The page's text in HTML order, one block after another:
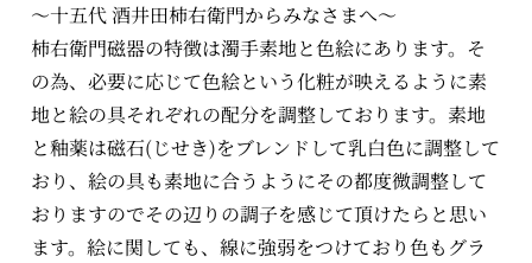
～十五代 酒井田柿右衛門からみなさまへ～
柿右衛門磁器の特徴は濁手素地と色絵にあります。そ
の為、必要に応じて色絵という化粧が映えるように素
地と絵の具それぞれの配分を調整しております。素地
と釉薬は磁石(じせき)をブレンドして乳白色に調整して
おり、絵の具も素地に合うようにその都度微調整して
おりますのでその辺りの調子を感じて頂けたらと思い
ます。絵に関しても、線に強弱をつけており色もグラ